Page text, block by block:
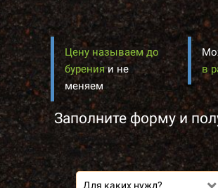
Цену называем до
буренияи не
меняем
Для каких нужд?
в
Заполните форму и